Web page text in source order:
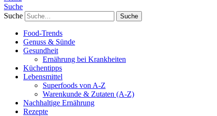
Suche
Suche
Food-Trends
Genuss & Sünde
Gesundheit
Ernährung bei Krankheiten
Küchentipps
Lebensmittel
Superfoods von A-Z
Warenkunde & Zutaten (A-Z)
Nachhaltige Ernährung
Rezepte